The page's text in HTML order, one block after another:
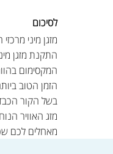
לסיכום
מזגן מיני
התקנת מזגן
המקסימום
הזמן הטוב
בשל הקור
מזג האוויר
מאחלים לכם